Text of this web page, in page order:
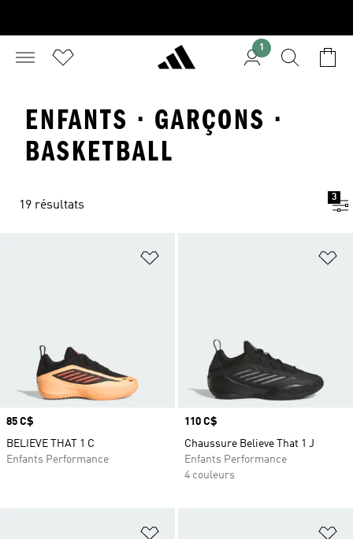
1
ENFANTS · GARÇONS ·
BASKETBALL
19 résultats
3
Ajouter à la Liste de produits
Prix
85 C$
BELIEVE THAT 1 C
Enfants Performance
Prix
110 C$
Chaussure Believe That 1 J
Enfants Performance
4 couleurs
Ajouter à la Liste de produits